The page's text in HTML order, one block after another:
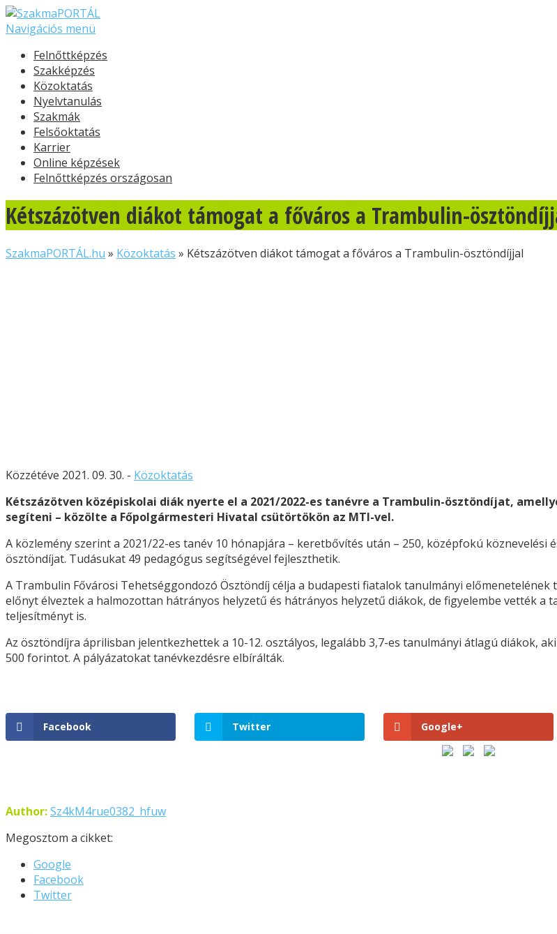
Navigációs menü
Felnőttképzés
Szakképzés
Közoktatás
Nyelvtanulás
Szakmák
Felsőoktatás
Karrier
Online képzések
Felnőttképzés országosan
Kétszázötven diákot támogat a főváros a Trambulin-
SzakmaPORTÁL.hu » Közoktatás » Kétszázötven diákot támogat a főváros a Trambulin-ösztöndíjjal
Közzétéve 2021. 09. 30. - Közoktatás
Kétszázötven középiskolai diák nyerte el a 2021/2022-es tanévre a Trambulin-ösztöndíjat,
segíteni – közölte a Főpolgármesteri Hivatal csütörtökön az MTI-vel.
A közlemény szerint a 2021/22-es tanév 10 hónapjára – keretbővítés után – 250, középfokú
ösztöndíjat. Tudásukat 49 pedagógus segítségével fejleszthetik.
A Trambulin Fővárosi Tehetséggondozó Ösztöndíj célja a budapesti fiatalok tanulmányi
előnyt élveztek a halmozottan hátrányos helyzetű és hátrányos helyzetű diákok, de figyelembe vették
teljesítményt is.
Az ösztöndíjra áprilisban jelentkezhettek a 10-12. osztályos, legalább 3,7-es tanulmányi átlagú diákok,
500 forintot. A pályázatokat tanévkezdésre elbírálták.
Facebook Twitter Google+
Author:Sz4kM4rue0382_hfuw
Megosztom a cikket:
Google
Facebook
Twitter